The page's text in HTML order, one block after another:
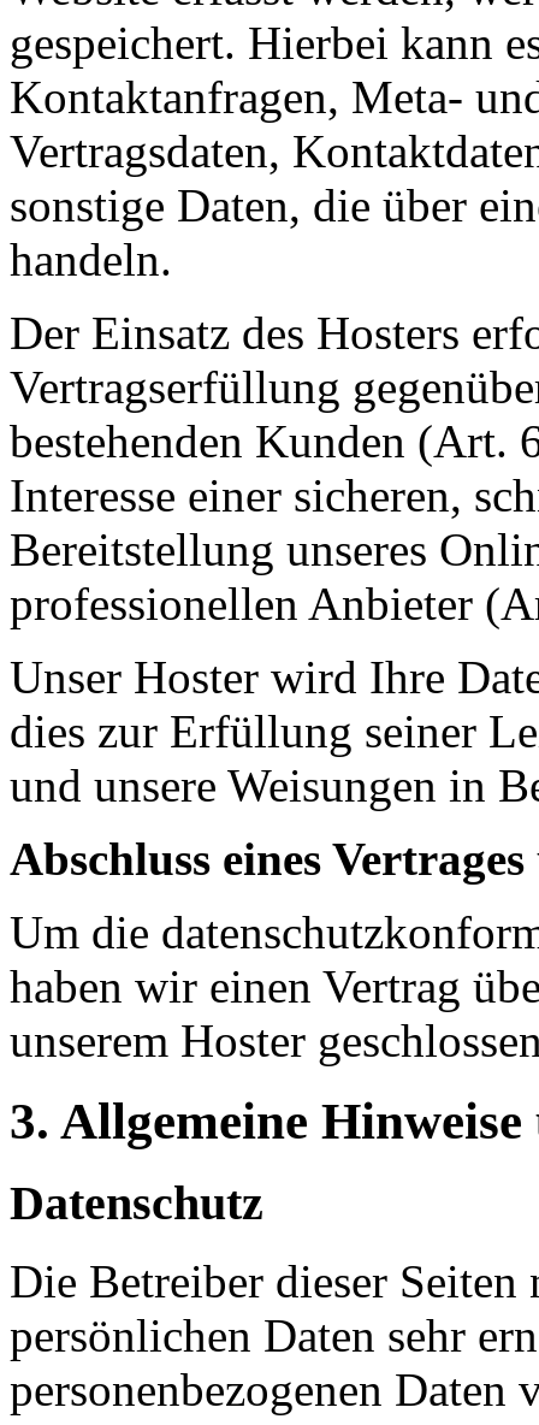
gespeichert. Hierbei kann
Kontaktanfragen, Meta-
Vertragsdaten,
sonstige Daten, die über
handeln.
Der Einsatz des Hosters
Vertragserfüllung
bestehenden Kunden
Interesse einer sicheren,
Bereitstellung unseres
professionellen Anbieter
Unser Hoster wird Ihre
dies zur Erfüllung seiner
und unsere Weisungen in
Abschluss eines
Um die
haben wir einen Vertrag
unserem Hoster
3. Allgemeine
Datenschutz
Die Betreiber dieser Seiten
persönlichen Daten sehr
personenbezogenen Daten